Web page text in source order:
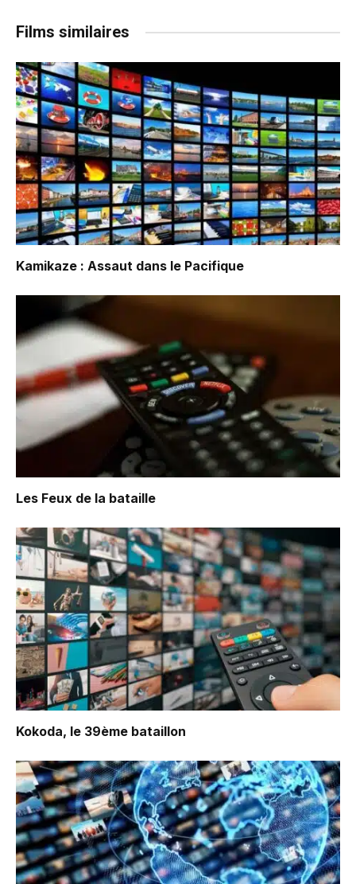
Films similaires
Kamikaze : Assaut dans le Pacifique
Les Feux de la bataille
Kokoda, le 39ème bataillon